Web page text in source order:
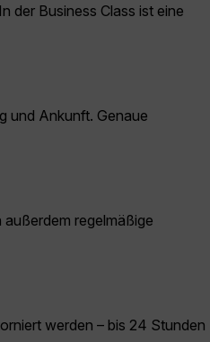
der Business Class ist eine
und Ankunft. Genaue
regelmäßige
werden – bis 24 Stunden